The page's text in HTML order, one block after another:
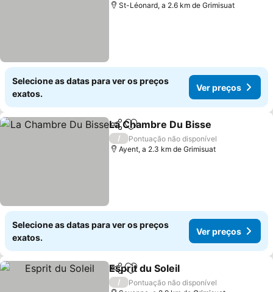
St-Léonard, a 2.6 km de Grimisuat
Selecione as datas para ver os preços
exatos.
Ver preços
PartilharAdicionar aos favoritos
La Chambre Du Bisse
/
Pontuação não disponível
Ayent, a 2.3 km de Grimisuat
Selecione as datas para ver os preços
exatos.
Ver preços
PartilharAdicionar aos favoritos
Esprit du Soleil
/
Pontuação não disponível